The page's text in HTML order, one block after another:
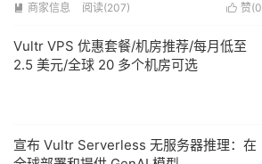
 商家信息 阅读(207)  赞(0
Vultr VPS 优惠套餐/机房推荐/每月低至
2.5 美元/全球 20 多个机房可选
宣布 Vultr Serverless 无服务器推理：在